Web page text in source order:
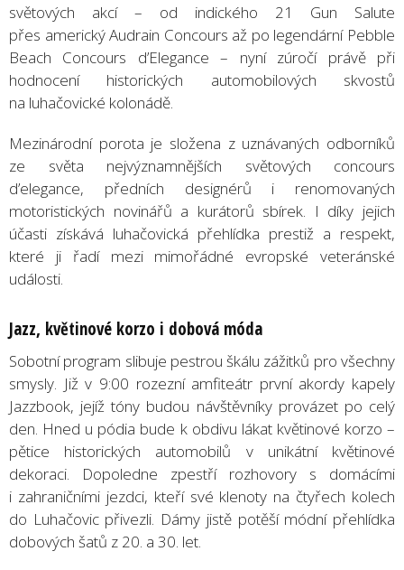
světových akcí – od indického 21 Gun Salute
přes americký Audrain Concours až po legendární Pebble
Beach Concours d’Elegance – nyní zúročí právě při
hodnocení historických automobilových skvostů
na luhačovické kolonádě.
Mezinárodní porota je složena z uznávaných odborníků
ze světa nejvýznamnějších světových concours
d’elegance, předních designérů i renomovaných
motoristických novinářů a kurátorů sbírek. I díky jejich
účasti získává luhačovická přehlídka prestiž a respekt,
které ji řadí mezi mimořádné evropské veteránské
události.
Jazz, květinové korzo i dobová móda
Sobotní program slibuje pestrou škálu zážitků pro všechny
smysly. Již v 9:00 rozezní amfiteátr první akordy kapely
Jazzbook, jejíž tóny budou návštěvníky provázet po celý
den. Hned u pódia bude k obdivu lákat květinové korzo –
pětice historických automobilů v unikátní květinové
dekoraci. Dopoledne zpestří rozhovory s domácími
i zahraničními jezdci, kteří své klenoty na čtyřech kolech
do Luhačovic přivezli. Dámy jistě potěší módní přehlídka
dobových šatů z 20. a 30. let.